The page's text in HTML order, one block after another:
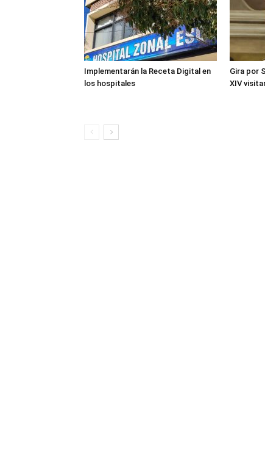
Implementarán la Receta Digital en
los hospitales
Gira por
XIV